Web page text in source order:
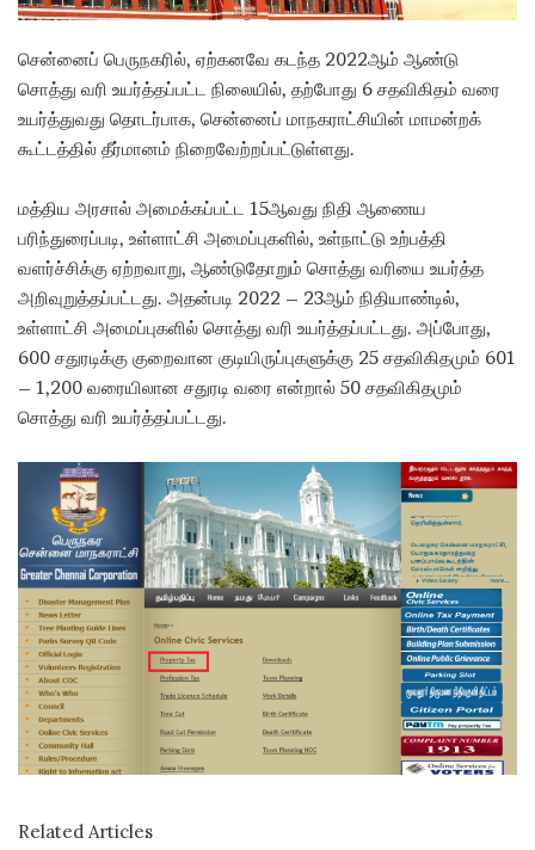
சென்னைப் பெருநகரில், ஏற்கனவே கடந்த 2022ஆம் ஆண்டு
சொத்து வரி உயர்த்தப்பட்ட நிலையில், தற்போது 6 சதவிகிதம் வரை
உயர்த்துவது தொடர்பாக, சென்னைப் மாநகராட்சியின் மாமன்றக்
கூட்டத்தில் தீர்மானம் நிறைவேற்றப்பட்டுள்ளது.
மத்திய அரசால் அமைக்கப்பட்ட 15ஆவது நிதி ஆணைய
பரிந்துரைப்படி, உள்ளாட்சி அமைப்புகளில், உள்நாட்டு உற்பத்தி
வளர்ச்சிக்கு ஏற்றவாறு, ஆண்டுதோறும் சொத்து வரியை உயர்த்த
அறிவுறுத்தப்பட்டது. அதன்படி 2022 – 23ஆம் நிதியாண்டில்,
உள்ளாட்சி அமைப்புகளில் சொத்து வரி உயர்த்தப்பட்டது. அப்போது,
600 சதுரடிக்கு குறைவான குடியிருப்புகளுக்கு 25 சதவிகிதமும் 601
– 1,200 வரையிலான சதுரடி வரை என்றால் 50 சதவிகிதமும்
சொத்து வரி உயர்த்தப்பட்டது.
Related Articles